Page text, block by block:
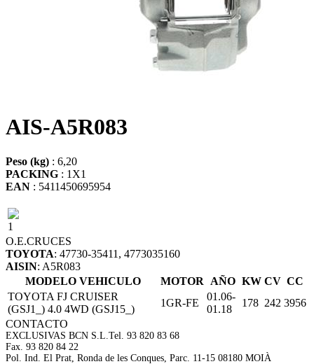
AIS-A5R083
Peso (kg) : 6,20
PACKING : 1X1
EAN : 5411450695954
1
O.E.CRUCES
TOYOTA: 47730-35411, 4773035160
AISIN: A5R083
MODELO VEHICULO
MOTOR AÑO KW CV CC
TOYOTA FJ CRUISER
(GSJ1_) 4.0 4WD (GSJ15_)
1GR-FE
01.06-
01.18
178 242 3956
CONTACTO
EXCLUSIVAS BCN S.L. Tel. 93 820 83 68
Fax. 93 820 84 22
Pol. Ind. El Prat, Ronda de les Conques, Parc. 11-15 08180 MOIÀ